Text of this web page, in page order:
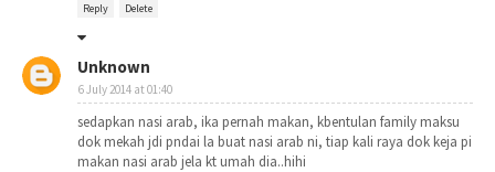
Reply Delete
Unknown
6 July 2014 at 01:40
sedapkan nasi arab, ika pernah makan, kbentulan family maksu
dok mekah jdi pndai la buat nasi arab ni, tiap kali raya dok keja pi
makan nasi arab jela kt umah dia..hihi